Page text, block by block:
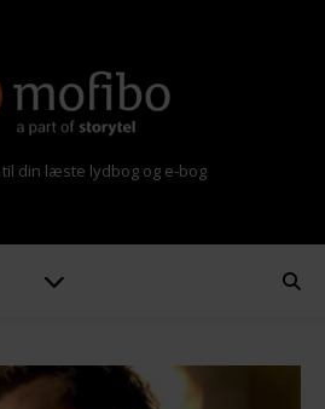
din læste lydbog og e-bog